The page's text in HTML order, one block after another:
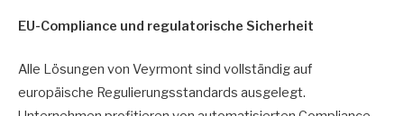
EU-Compliance und regulatorische Sicherheit
Alle Lösungen von Veyrmont sind vollständig auf
europäische Regulierungsstandards ausgelegt.